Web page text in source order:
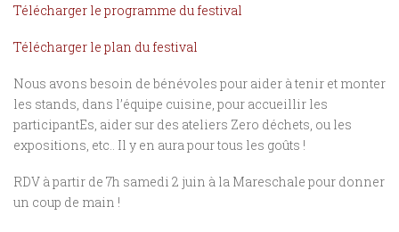
Télécharger le programme du festival
Télécharger le plan du festival
Nous avons besoin de bénévoles pour aider à tenir et monter
les stands, dans l’équipe cuisine, pour accueillir les
participantEs, aider sur des ateliers Zero déchets, ou les
expositions, etc.. Il y en aura pour tous les goûts !
RDV à partir de 7h samedi 2 juin à la Mareschale pour donner
un coup de main !